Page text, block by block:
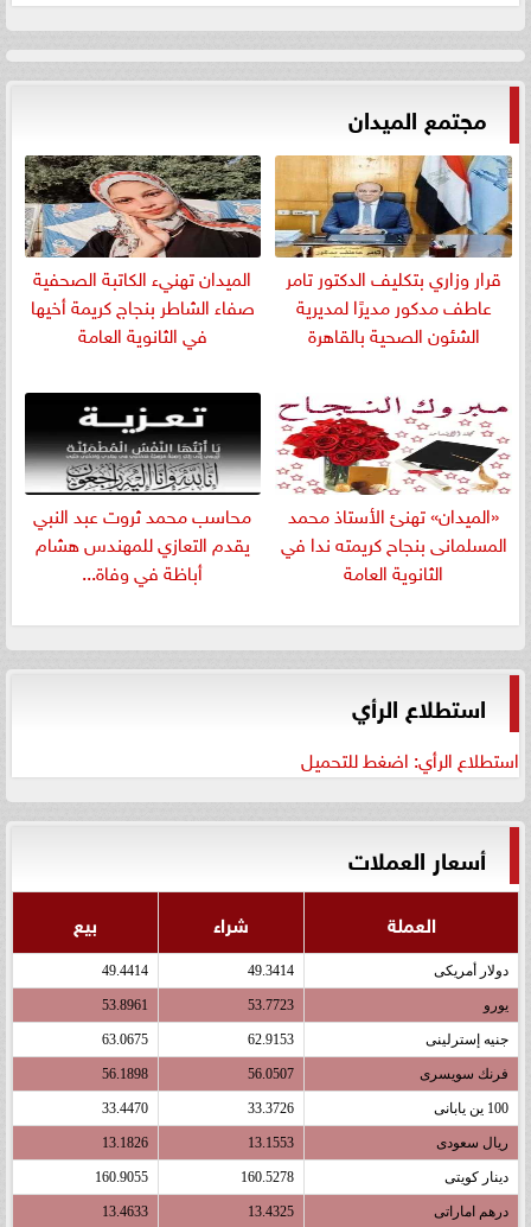
مجتمع الميدان
قرار وزاري بتكليف الدكتور تامر
عاطف مدكور مديرًا لمديرية
الشئون الصحية بالقاهرة
الميدان تهنيء الكاتبة الصحفية
صفاء الشاطر بنجاج كريمة أخيها
في الثانوية العامة
«الميدان» تهنئ الأستاذ محمد
المسلمانى بنجاح كريمته ندا في
الثانوية العامة
​محاسب محمد ثروت عبد النبي
يقدم التعازي للمهندس هشام
أباظة في وفاة...
استطلاع الرأي
استطلاع الرأي: اضغط للتحميل
أسعار العملات
العملة شراء بيع
دولار أمريكى 49.3414
49.4414
يورو 53.7723
53.8961
جنيه إسترلينى 62.9153
63.0675
فرنك سويسرى 56.0507
56.1898
100 ين يابانى 33.3726
33.4470
ريال سعودى 13.1553
13.1826
دينار كويتى 160.5278
160.9055
درهم اماراتى 13.4325
13.4633